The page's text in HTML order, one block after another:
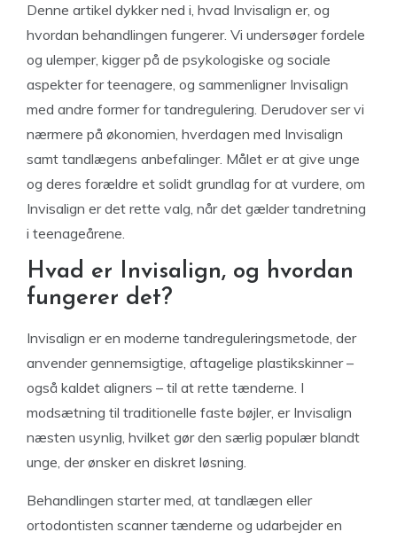
Denne artikel dykker ned i, hvad Invisalign er, og
hvordan behandlingen fungerer. Vi undersøger fordele
og ulemper, kigger på de psykologiske og sociale
aspekter for teenagere, og sammenligner Invisalign
med andre former for tandregulering. Derudover ser vi
nærmere på økonomien, hverdagen med Invisalign
samt tandlægens anbefalinger. Målet er at give unge
og deres forældre et solidt grundlag for at vurdere, om
Invisalign er det rette valg, når det gælder tandretning
i teenageårene.
Hvad er Invisalign, og hvordan
fungerer det?
Invisalign er en moderne tandreguleringsmetode, der
anvender gennemsigtige, aftagelige plastikskinner –
også kaldet aligners – til at rette tænderne. I
modsætning til traditionelle faste bøjler, er Invisalign
næsten usynlig, hvilket gør den særlig populær blandt
unge, der ønsker en diskret løsning.
Behandlingen starter med, at tandlægen eller
ortodontisten scanner tænderne og udarbejder en